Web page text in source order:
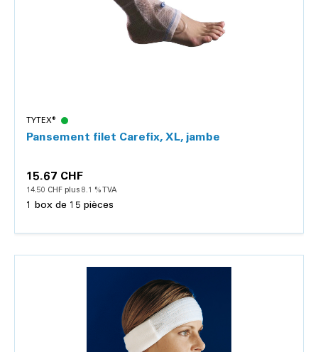
TYTEX®
Pansement filet Carefix, XL, jambe
15.67 CHF
14.50 CHF plus 8.1 % TVA
1 box de 15 pièces
Détails